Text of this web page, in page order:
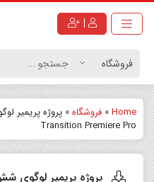
|
Home
» فروشگاه»
Transition Premiere Pro